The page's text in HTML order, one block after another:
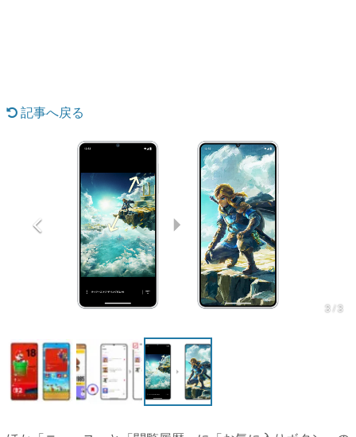
特集記事
アプリレビュー
その他
電ファミニコゲーマーとは？
記事へ戻る
3 / 3